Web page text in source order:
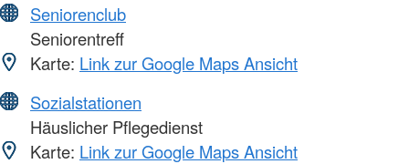
Seniorenclub
Seniorentreff
Karte: Link zur Google Maps Ansicht
Sozialstationen
Häuslicher Pflegedienst
Karte: Link zur Google Maps Ansicht